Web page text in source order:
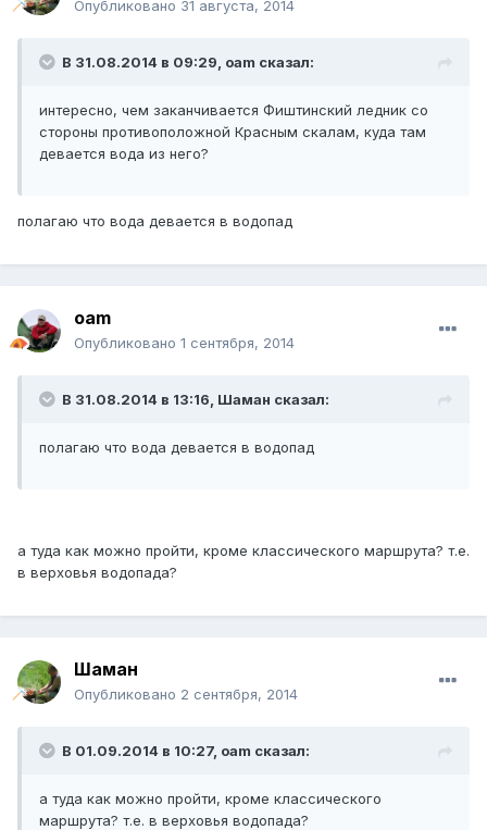
Опубликовано 31 августа, 2014
В 31.08.2014 в 09:29, oam сказал:
интересно, чем заканчивается Фиштинский ледник со
стороны противоположной Красным скалам, куда там
девается вода из него?
полагаю что вода девается в водопад
oam
Опубликовано 1 сентября, 2014
В 31.08.2014 в 13:16, Шаман сказал:
полагаю что вода девается в водопад
а туда как можно пройти, кроме классического маршрута? т.е.
в верховья водопада?
Шаман
Опубликовано 2 сентября, 2014
В 01.09.2014 в 10:27, oam сказал:
а туда как можно пройти, кроме классического
маршрута? т.е. в верховья водопада?